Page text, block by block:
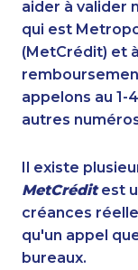
aider à valider
qui est
(MetCrédit) et
appelons au 1-
autres
Il existe
MetCréditest
créances
qu'un appel
bureaux.